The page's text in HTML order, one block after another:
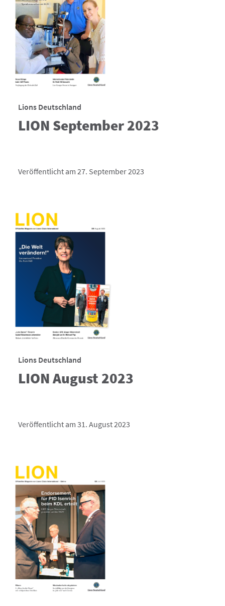
Lions Deutschland
LION September 2023
Veröffentlicht am 27. September 2023
Lions Deutschland
LION August 2023
Veröffentlicht am 31. August 2023